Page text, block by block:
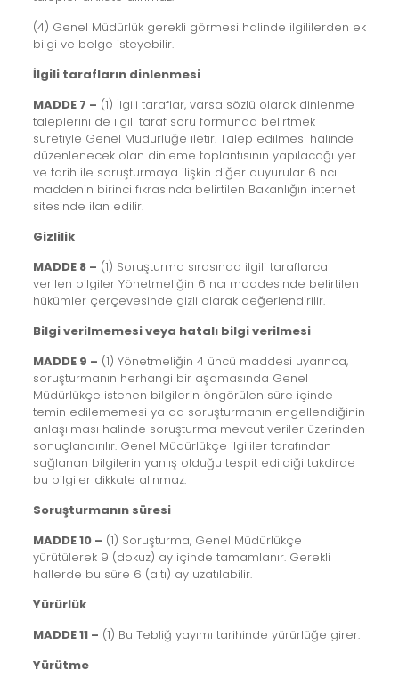
(4) Genel Müdürlük gerekli görmesi halinde ilgililerden ek
bilgi ve belge isteyebilir.
İlgili tarafların dinlenmesi
MADDE 7 – (1) İlgili taraflar, varsa sözlü olarak dinlenme
taleplerini de ilgili taraf soru formunda belirtmek
suretiyle Genel Müdürlüğe iletir. Talep edilmesi halinde
düzenlenecek olan dinleme toplantısının yapılacağı yer
ve tarih ile soruşturmaya ilişkin diğer duyurular 6 ncı
maddenin birinci fıkrasında belirtilen Bakanlığın internet
sitesinde ilan edilir.
Gizlilik
MADDE 8 – (1) Soruşturma sırasında ilgili taraflarca
verilen bilgiler Yönetmeliğin 6 ncı maddesinde belirtilen
hükümler çerçevesinde gizli olarak değerlendirilir.
Bilgi verilmemesi veya hatalı bilgi verilmesi
MADDE 9 – (1) Yönetmeliğin 4 üncü maddesi uyarınca,
soruşturmanın herhangi bir aşamasında Genel
Müdürlükçe istenen bilgilerin öngörülen süre içinde
temin edilememesi ya da soruşturmanın engellendiğinin
anlaşılması halinde soruşturma mevcut veriler üzerinden
sonuçlandırılır. Genel Müdürlükçe ilgililer tarafından
sağlanan bilgilerin yanlış olduğu tespit edildiği takdirde
bu bilgiler dikkate alınmaz.
Soruşturmanın süresi
MADDE 10 – (1) Soruşturma, Genel Müdürlükçe
yürütülerek 9 (dokuz) ay içinde tamamlanır. Gerekli
hallerde bu süre 6 (altı) ay uzatılabilir.
Yürürlük
MADDE 11 – (1) Bu Tebliğ yayımı tarihinde yürürlüğe girer.
Yürütme